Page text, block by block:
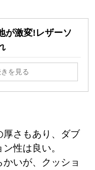
が激変!レザーソ
を見る
厚さもあり、ダブ
性は良い。
いが、クッショ